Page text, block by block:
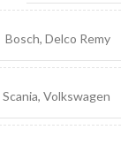
Bosch, Delco Remy
Scania, Volkswagen